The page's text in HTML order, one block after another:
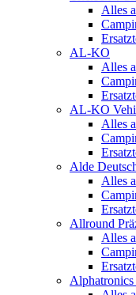
Alles
AL-KO
Alles
AL-KO
Alles
Alde
Alles
Allround
Alles